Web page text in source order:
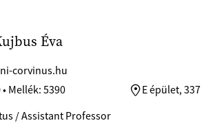
Éva
corvinus.hu
Mellék: 5390
E épület, 337
/ Assistant Professor